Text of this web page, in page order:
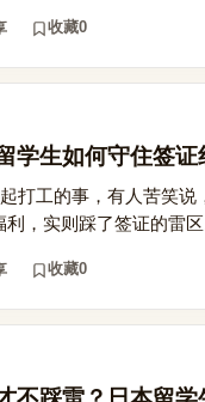
收藏0
学生如何守住签证
打工的事，有人苦笑
利，实则踩了签证的雷
收藏0